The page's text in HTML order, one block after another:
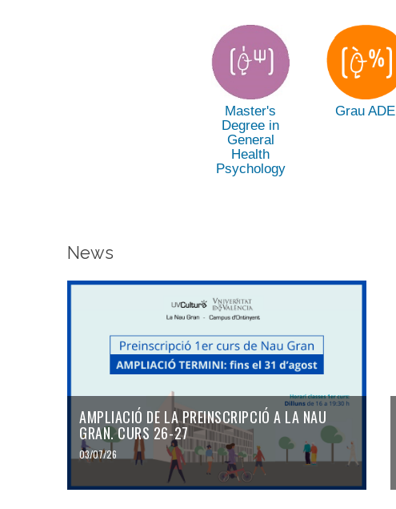
Master's
Degree in
General
Health
Psychology
Grau ADE
News
AMPLIACIÓ DE LA PREINSCRIPCIÓ A LA NAU
GRAN. CURS 26-27
03/07/26